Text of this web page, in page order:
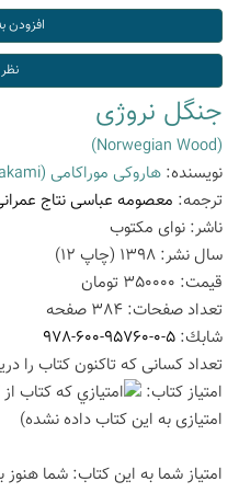
جنگل نروژی
(Norwegian Wood)
نویسنده: هاروکی موراکامی (Haruki Murakami)
ترجمه: معصومه عباسی نتاج
ناشر: نوای مکتوب
سال نشر: 1398 (چاپ 12
)
قیمت: 350000 تومان
تعداد صفحات: 384 صفحه
شابك: 978-600-95760-0-5
تعداد كسانی كه تاكنون كتاب را
امتیاز كتاب:
امتیازی به این كتاب داده نشده)
امتیاز شما به این كتاب: شما هنوز